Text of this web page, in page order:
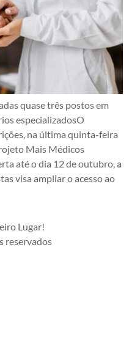
quase três postos em
especializadosO
na última quinta-feira
Mais Médicos
até o dia 12 de outubro, a
visa ampliar o acesso ao
Lugar!
reservados